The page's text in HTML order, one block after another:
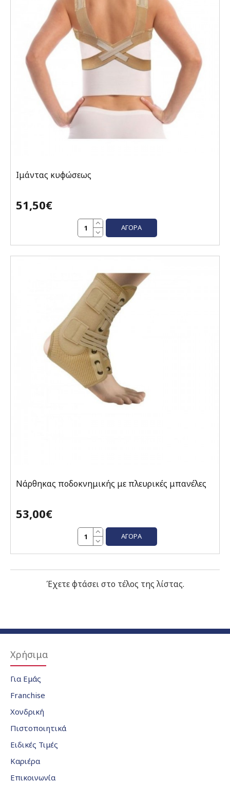
Ιμάντας κυφώσεως
51,50€
ΑΓΟΡΆ
Νάρθηκας ποδοκνημικής με πλευρικές μπανέλες
53,00€
ΑΓΟΡΆ
Έχετε φτάσει στο τέλος της λίστας.
Χρήσιμα
Για Εμάς
Franchise
Χονδρική
Πιστοποιητικά
Ειδικές Τιμές
Καριέρα
Επικοινωνία